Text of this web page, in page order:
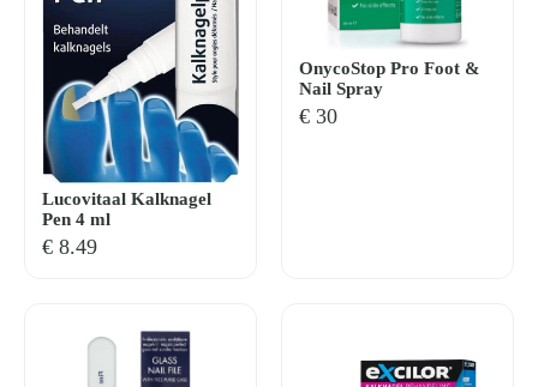
Lucovitaal Kalknagel
Pen 4 ml
€ 8.49
OnycoStop Pro Foot &
Nail Spray
€ 30